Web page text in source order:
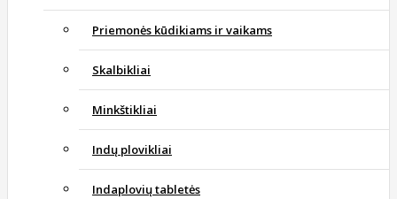
Priemonės kūdikiams ir vaikams
Skalbikliai
Minkštikliai
Indų plovikliai
Indaplovių tabletės